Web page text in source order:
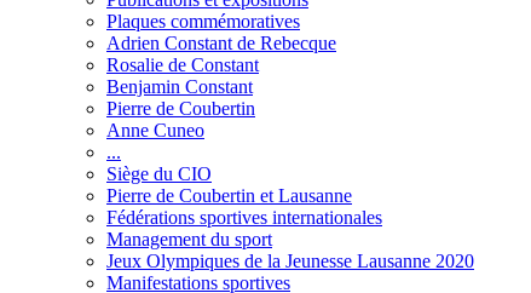
Plaques commémoratives
Adrien Constant de Rebecque
Rosalie de Constant
Benjamin Constant
Pierre de Coubertin
Anne Cuneo
...
Siège du CIO
Pierre de Coubertin et Lausanne
Fédérations sportives internationales
Management du sport
Jeux Olympiques de la Jeunesse Lausanne 2020
Manifestations sportives